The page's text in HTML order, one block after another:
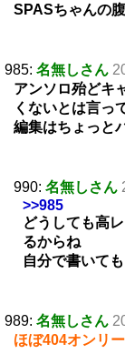
SPASちゃんの
985: 名無しさん
アンソロ殆どキ
くないとは言っ
編集はちょっと
990: 名無しさん
>>985
どうしても高
るからね
自分で書いて
989: 名無しさん
ほぼ404オンリ